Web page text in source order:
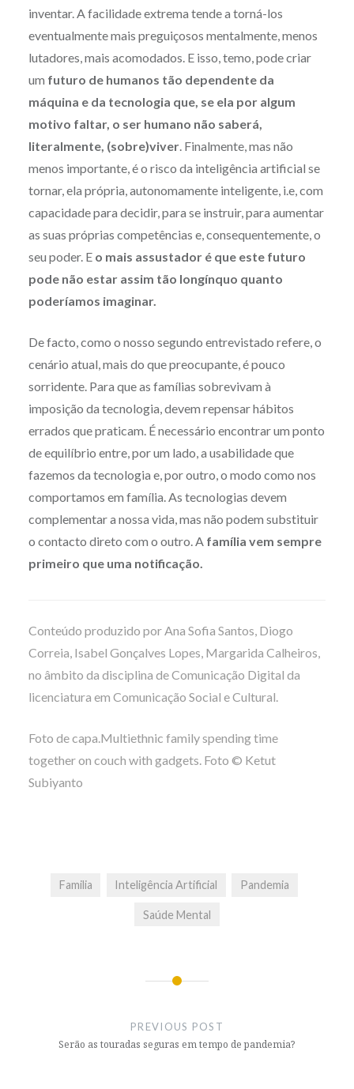
inventar. A facilidade extrema tende a torná-los
eventualmente mais preguiçosos mentalmente, menos
lutadores, mais acomodados. E isso, temo, pode criar
um futuro de humanos tão dependente da
máquina e da tecnologia que, se ela por algum
motivo faltar, o ser humano não saberá,
literalmente, (sobre)viver. Finalmente, mas não
menos importante, é o risco da inteligência artificial se
tornar, ela própria, autonomamente inteligente, i.e, com
capacidade para decidir, para se instruir, para aumentar
as suas próprias competências e, consequentemente, o
seu poder. E o mais assustador é que este futuro
pode não estar assim tão longínquo quanto
poderíamos imaginar.
De facto, como o nosso segundo entrevistado refere, o
cenário atual, mais do que preocupante, é pouco
sorridente. Para que as famílias sobrevivam à
imposição da tecnologia, devem repensar hábitos
errados que praticam. É necessário encontrar um ponto
de equilíbrio entre, por um lado, a usabilidade que
fazemos da tecnologia e, por outro, o modo como nos
comportamos em família. As tecnologias devem
complementar a nossa vida, mas não podem substituir
o contacto direto com o outro. Afamília vem sempre
primeiro que uma notificação.
Conteúdo produzido por Ana Sofia Santos, Diogo
Correia, Isabel Gonçalves Lopes, Margarida Calheiros,
no âmbito da disciplina de Comunicação Digital da
licenciatura em Comunicação Social e Cultural.
Foto de capa.Multiethnic family spending time
together on couch with gadgets. Foto © Ketut
Subiyanto
Familia Inteligência Artificial Pandemia
Saúde Mental
PREVIOUS POST
Serão as touradas seguras em tempo de pandemia?